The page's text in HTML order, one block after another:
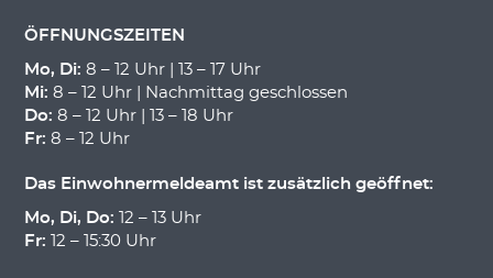
ÖFFNUNGSZEITEN
Mo, Di: 8 – 12 Uhr | 13 – 17 Uhr
Mi: 8 – 12 Uhr | Nachmittag geschlossen
Do: 8 – 12 Uhr | 13 – 18 Uhr
Fr: 8 – 12 Uhr
Das Einwohnermeldeamt ist zusätzlich geöffnet:
Mo, Di, Do: 12 – 13 Uhr
Fr: 12 – 15:30 Uhr